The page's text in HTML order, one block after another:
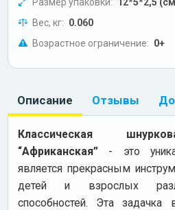
Вес, кг: 0.060
Возрастное ограничение: 0+
Описание Отзывы
Классическая
“Африканская” - это
является прекрасным
детей и взрослых
способностей. Эта